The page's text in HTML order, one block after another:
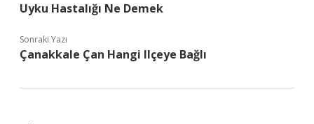
Uyku Hastalığı Ne Demek
Sonraki Yazı
Çanakkale Çan Hangi Ilçeye Bağlı